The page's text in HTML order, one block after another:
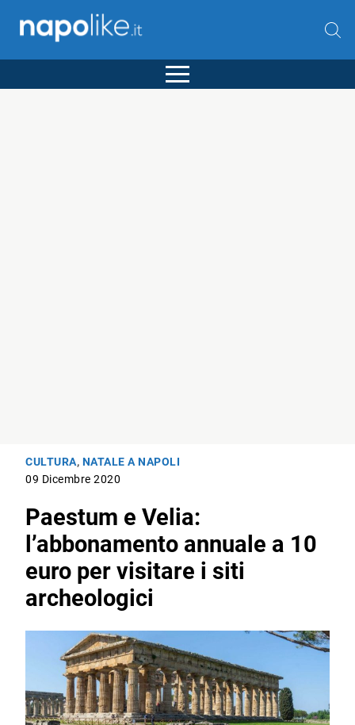
CULTURA, NATALE A NAPOLI
09 Dicembre 2020
Paestum e Velia:
l’abbonamento annuale a 10
euro per visitare i siti
archeologici